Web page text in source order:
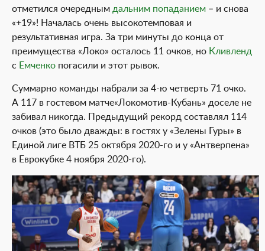
отметился очередным дальним попаданием – и снова
«+19»! Началась очень высокотемповая и
результативная игра. За три минуты до конца от
преимущества «Локо» осталось 11 очков, но Кливленд
с Емченко погасили и этот рывок.
Суммарно команды набрали за 4-ю четверть 71 очко.
А 117 в гостевом матче«Локомотив-Кубань» доселе не
забивал никогда. Предыдущий рекорд составлял 114
очков (это было дважды: в гостях у «Зелены Гуры» в
Единой лиге ВТБ 25 октября 2020-го и у «Антверпена»
в Еврокубке 4 ноября 2020-го).